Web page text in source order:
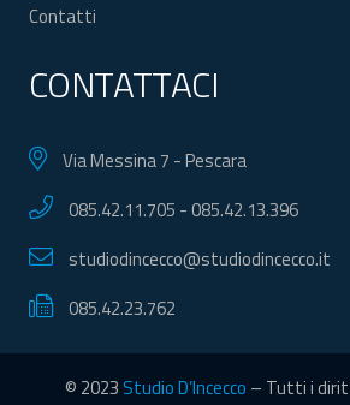
Contatti
CONTATTACI
Via Messina 7 - Pescara
085.42.11.705 -085.42.13.396
studiodincecco@studiodincecco.it
085.42.23.762
© 2023 Studio D’Incecco – Tutti i